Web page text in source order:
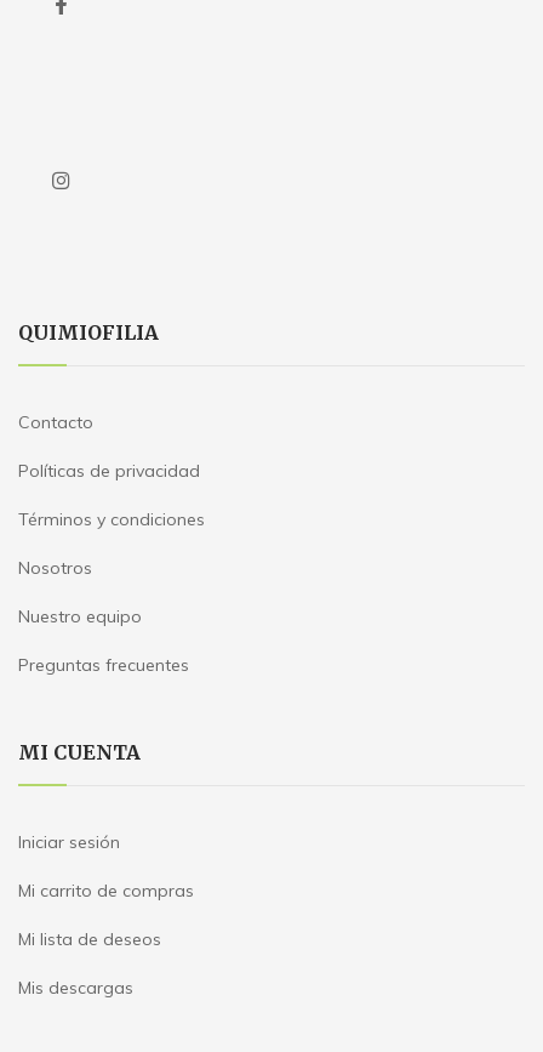
QUIMIOFILIA
Contacto
Políticas de privacidad
Términos y condiciones
Nosotros
Nuestro equipo
Preguntas frecuentes
MI CUENTA
Iniciar sesión
Mi carrito de compras
Mi lista de deseos
Mis descargas